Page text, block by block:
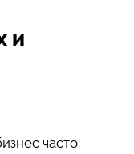
и
часто